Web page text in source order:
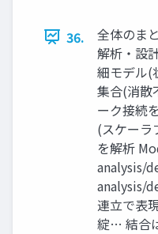
36.
全体のま
解析・設
細モデル(
集合(消散
ーク接続
(スケーラ
を解析
analysis/
analysis/
連立で表
綻… 結合